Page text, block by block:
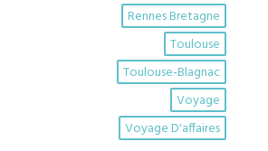
Rennes Bretagne
Toulouse
Toulouse-Blagnac
Voyage
Voyage D'affaires